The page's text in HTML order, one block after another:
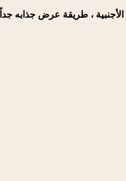
الأجنبية ، طريقة عرض جذابه